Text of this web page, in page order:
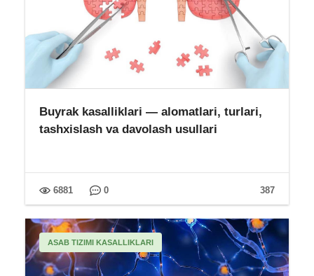
Buyrak kasalliklari — alomatlari, turlari,
tashxislash va davolash usullari
387
6881 0
ASAB TIZIMI KASALLIKLARI